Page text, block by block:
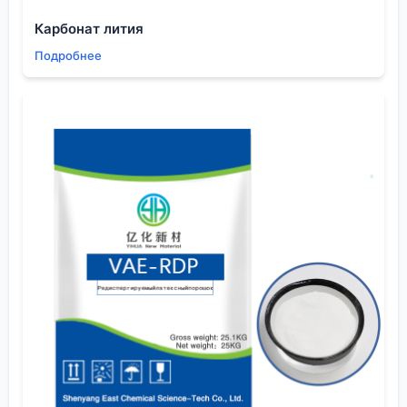
обнаружились следовые количества не
идентифицированного нами ранее соединения,
на наш техпроцесс. В итоге — простой линии на
проверенного партнера по двойной цене (потому
что нужно было срочно и мало), переработка
брака. Общие потери в десятки раз перекрыли ту
самую ?экономию?.
С тех пор для критичных процессов мы работаем
только с теми, кто может предоставить полную
цепочку документов и имеет репутацию. Как,
ООО Шэньян Ихуа Новые Материалы
которые, судя по их описанию, работают с литий-
ионными аккумуляторами и интегральными
Карбонат лития
Подробнее